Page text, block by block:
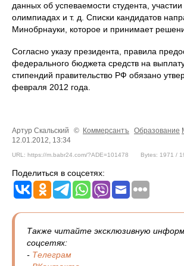
данных об успеваемости студента,
олимпиадах и т. д. Списки кандидатов
Минобрнауки, которое и принимает
Согласно указу президента, правила
федерального бюджета средств на
стипендий правительство РФ обязано
февраля 2012 года.
Артур Скальский © Коммерсантъ Образование
12.01.2012, 13:34
URL: https://m.babr24.com/?ADE=101478 Bytes: 1971 /
Поделиться в соцсетях:
Также читайте эксклюзивную
соцсетях:
- Телеграм